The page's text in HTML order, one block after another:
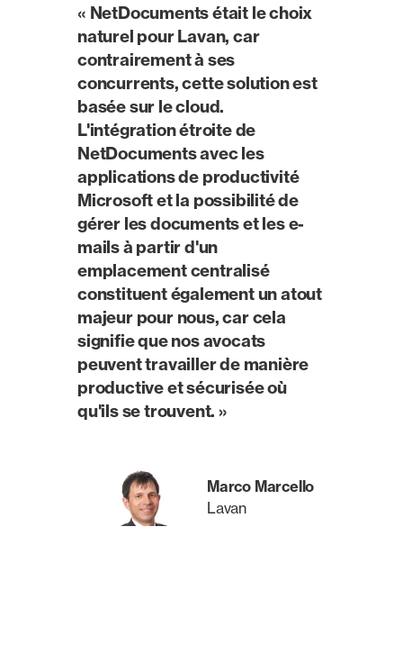
« NetDocuments était le choix
naturel pour Lavan, car
contrairement à ses
concurrents, cette solution est
basée sur le cloud.
L'intégration étroite de
NetDocuments avec les
applications de productivité
Microsoft et la possibilité de
gérer les documents et les e-
mails à partir d'un
emplacement centralisé
constituent également un atout
majeur pour nous, car cela
signifie que nos avocats
peuvent travailler de manière
productive et sécurisée où
qu'ils se trouvent. »
Marco Marcello
Lavan